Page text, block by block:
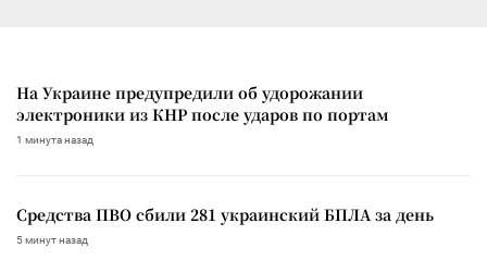
На Украине предупредили об удорожании
электроники из КНР после ударов по портам
1 минута назад
Средства ПВО сбили 281 украинский БПЛА за день
5 минут назад